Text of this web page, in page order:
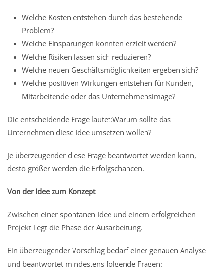
Welche Kosten entstehen durch das bestehende
Problem?
Welche Einsparungen könnten erzielt werden?
Welche Risiken lassen sich reduzieren?
Welche neuen Geschäftsmöglichkeiten ergeben sich?
Welche positiven Wirkungen entstehen für Kunden,
Mitarbeitende oder das Unternehmensimage?
Die entscheidende Frage lautet:Warum sollte das
Unternehmen diese Idee umsetzen wollen?
Je überzeugender diese Frage beantwortet werden kann,
desto größer werden die Erfolgschancen.
Von der Idee zum Konzept
Zwischen einer spontanen Idee und einem erfolgreichen
Projekt liegt die Phase der Ausarbeitung.
Ein überzeugender Vorschlag bedarf einer genauen Analyse
und beantwortet mindestens folgende Fragen: